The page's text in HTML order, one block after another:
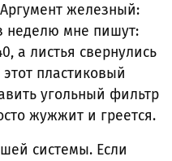
железный:
неделю мне пишут:
а листья свернулись
пластиковый
угольный фильтр
жужжит и греется.
системы. Если